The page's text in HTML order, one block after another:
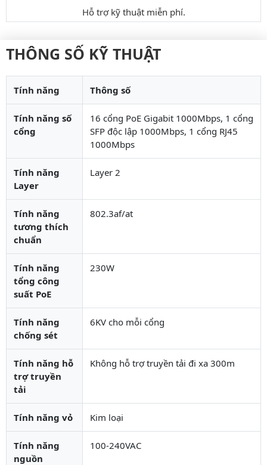
Hỗ trợ kỹ thuật miễn phí.
THÔNG SỐ KỸ THUẬT
Tính năng Thông số
Tính năng số
cổng
16 cổng PoE Gigabit 1000Mbps, 1 cổng
SFP độc lập 1000Mbps, 1 cổng RJ45
1000Mbps
Tính năng
Layer
Layer 2
Tính năng
tương thích
chuẩn
802.3af/at
Tính năng
tổng công
suất PoE
230W
Tính năng
chống sét
6KV cho mỗi cổng
Tính năng hỗ
trợ truyền
tải
Không hỗ trợ truyền tải đi xa 300m
Tính năng vỏ Kim loại
Tính năng
nguồn
100-240VAC